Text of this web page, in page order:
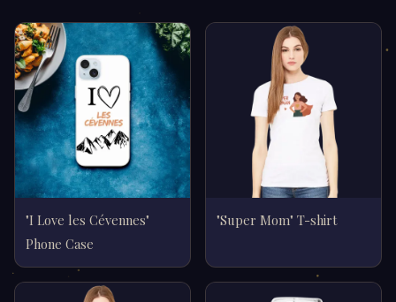
"I Love les Cévennes"
Phone Case
"Super Mom" T-shirt